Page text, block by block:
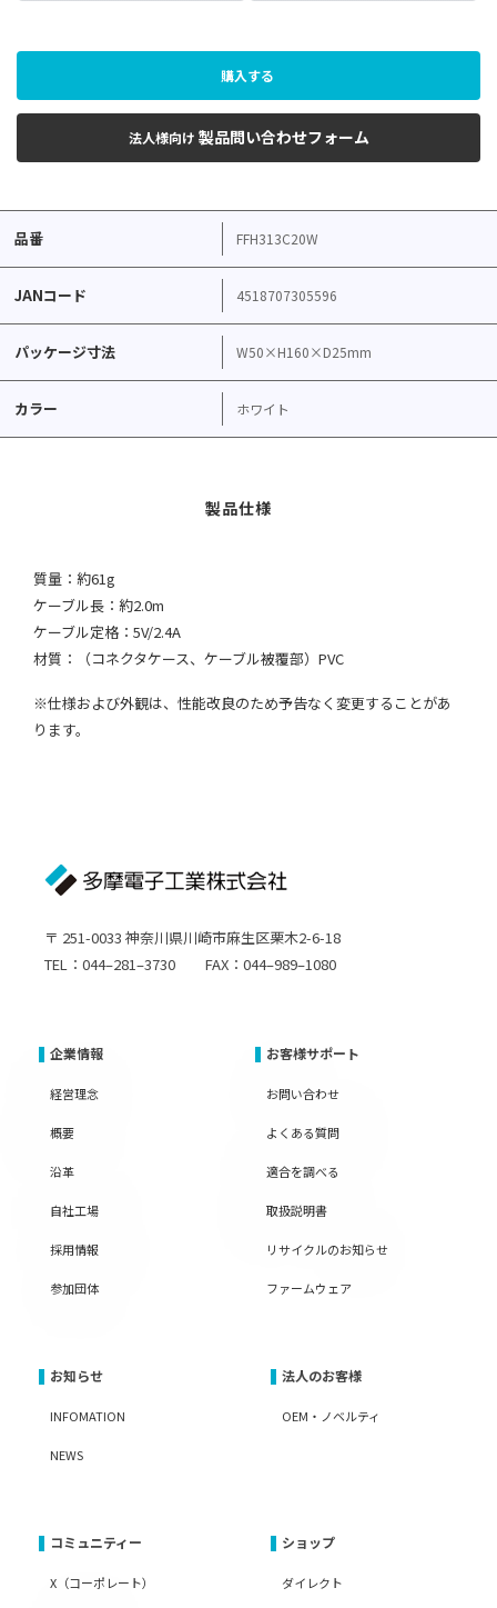
購入する
法人様向け 製品問い合わせフォーム
品番 FFH313C20W
JANコード 4518707305596
パッケージ寸法 W50×H160×D25mm
カラー ホワイト
質量：約61g
ケーブル長：約2.0m
ケーブル定格：5V/2.4A
材質：（コネクタケース、ケーブル被覆部）PVC
※仕様および外観は、性能改良のため予告なく変更することがあ
ります。
〒 251-0033 神奈川県川崎市麻生区栗木2-6-18
TEL：044–281–3730 FAX：044–989–1080
企業情報
経営理念
概要
沿革
自社工場
採用情報
参加団体
お客様サポート
お問い合わせ
よくある質問
適合を調べる
取扱説明書
リサイクルのお知らせ
ファームウェア
お知らせ
INFOMATION
NEWS
法人のお客様
OEM・ノベルティ
コミュニティー
X（コーポレート）
ショップ
ダイレクト